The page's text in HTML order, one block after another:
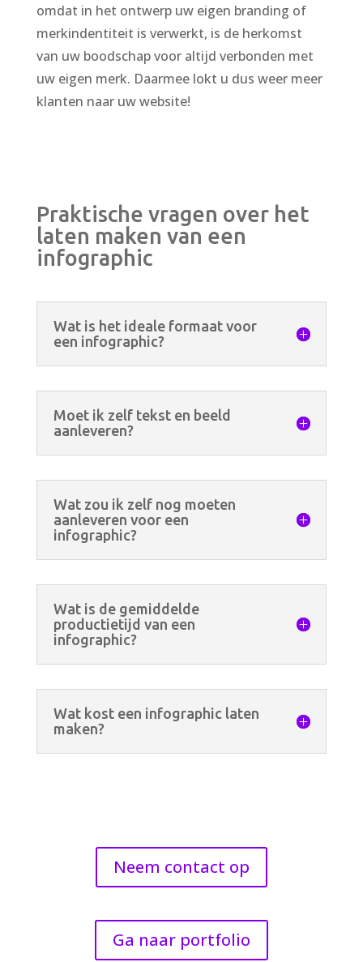
omdat in het ontwerp uw eigen branding of
merkindentiteit is verwerkt, is de herkomst
van uw boodschap voor altijd verbonden met
uw eigen merk. Daarmee lokt u dus weer meer
klanten naar uw website!
Praktische vragen over het
laten maken van een
infographic
Wat is het ideale formaat voor
een infographic?
Moet ik zelf tekst en beeld
aanleveren?
Wat zou ik zelf nog moeten
aanleveren voor een
infographic?
Wat is de gemiddelde
productietijd van een
infographic?
Wat kost een infographic laten
maken?
Neem contact op
Ga naar portfolio